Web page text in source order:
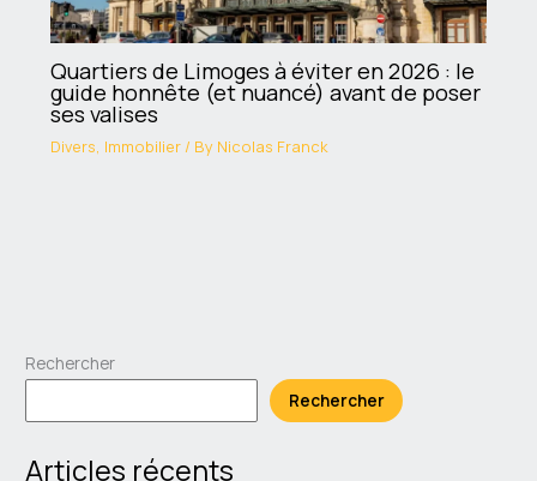
Quartiers de Limoges à éviter en 2026 : le
guide honnête (et nuancé) avant de poser
ses valises
Divers, Immobilier/ By Nicolas Franck
Rechercher
Rechercher
Articles récents